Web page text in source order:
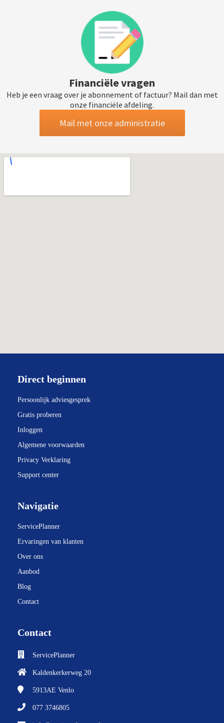
Financiële vragen
Heb je een vraag over je abonnement of factuur? Mail dan met
onze financiële afdeling.
Mail met onze administratie
Direct beginnen
Persoonlijk adviesgesprek
Gratis proberen
Inloggen
Algemene voorwaarden
Privacy Verklaring
Support center
Navigatie
ServicePlanner
Ervaringen van klanten
Over ons
Aanbod
Blog
Contact
Contact
ServicePlanner
Kaldenkerkerweg 20
5913AE Venlo
077 3746805